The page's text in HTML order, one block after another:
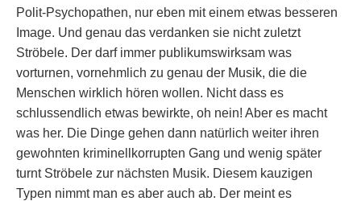
Polit-Psychopathen, nur eben mit einem etwas besseren
Image. Und genau das verdanken sie nicht zuletzt
Ströbele. Der darf immer publikumswirksam was
vorturnen, vornehmlich zu genau der Musik, die die
Menschen wirklich hören wollen. Nicht dass es
schlussendlich etwas bewirkte, oh nein! Aber es macht
was her. Die Dinge gehen dann natürlich weiter ihren
gewohnten kriminellkorrupten Gang und wenig später
turnt Ströbele zur nächsten Musik. Diesem kauzigen
Typen nimmt man es aber auch ab. Der meint es